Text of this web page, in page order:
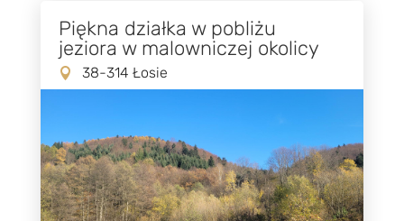
Piękna działka w pobliżu
jeziora w malowniczej okolicy
38-314 Łosie